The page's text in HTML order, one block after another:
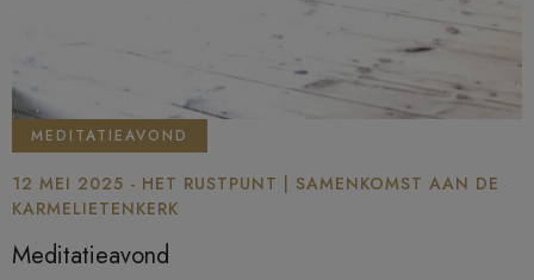
MEDITATIEAVOND
12 MEI 2025 - HET RUSTPUNT | SAMENKOMST AAN DE
KARMELIETENKERK
Meditatieavond